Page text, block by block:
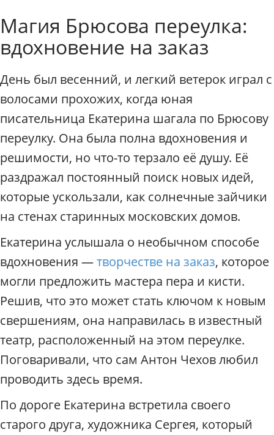
с
к
у
с
и
и
п
М
о
к
в
.
и
д
п
о
М
о
к
в
е
/
а
д
Индивидуальные
Магия Брюсова переулка:
вдохновение на заказ
День был весенний, и легкий ветерок играл с
волосами прохожих, когда юная
писательница Екатерина шагала по Брюсову
переулку. Она была полна вдохновения и
решимости, но что-то терзало её душу. Её
раздражал постоянный поиск новых идей,
которые ускользали, как солнечные зайчики
на стенах старинных московских домов.
Екатерина услышала о необычном способе
вдохновения —творчестве на заказ, которое
могли предложить мастера пера и кисти.
Решив, что это может стать ключом к новым
свершениям, она направилась в известный
театр, расположенный на этом переулке.
Поговаривали, что сам Антон Чехов любил
проводить здесь время.
По дороге Екатерина встретила своего
старого друга, художника Сергея, который